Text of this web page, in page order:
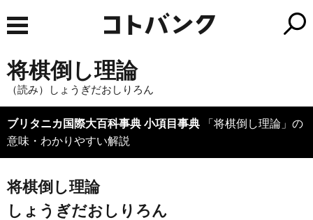
将棋倒し理論
（読み）しょうぎだおしりろん
ブリタニカ国際大百科事典 小項目事典 「将棋倒し理論」の
意味・わかりやすい解説
将棋倒し理論
しょうぎだおしりろん